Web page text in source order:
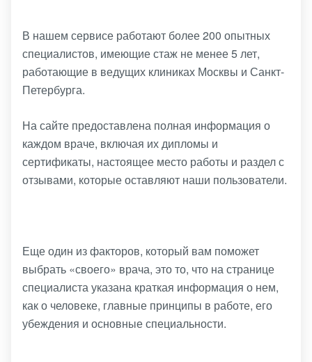
В нашем сервисе работают более 200 опытных
специалистов, имеющие стаж не менее 5 лет,
работающие в ведущих клиниках Москвы и Санкт-
Петербурга.
На сайте предоставлена полная информация о
каждом враче, включая их дипломы и
сертификаты, настоящее место работы и раздел с
отзывами, которые оставляют наши пользователи.
Еще один из факторов, который вам поможет
выбрать «своего» врача, это то, что на странице
специалиста указана краткая информация о нем,
как о человеке, главные принципы в работе, его
убеждения и основные специальности.